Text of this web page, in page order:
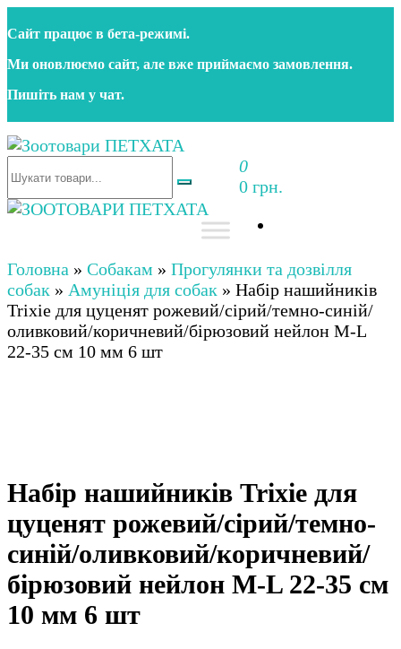
до
контенту
Сайт працює в бета‑режимі.
Ми оновлюємо сайт, але вже приймаємо замовлення.
Пишіть нам у чат.
Зоотовари ПЕТХАТА
Зоомагазин для собак та котів | Корм, іграшки,
аксесуари та догляд за тваринами. Доставка по
0
0 грн.
аксесуари та догляд за тваринами. Доставка по
Україні
Головна » Собакам » Прогулянки та дозвілля
собак » Амуніція для собак » Набір нашийників
Trixie для цуценят рожевий/сірий/темно-синій/
оливковий/коричневий/бірюзовий нейлон M-L
22-35 см 10 мм 6 шт
Набір нашийників Trixie для
цуценят рожевий/сірий/темно-
синій/оливковий/коричневий/
бірюзовий нейлон M-L 22-35 см
10 мм 6 шт